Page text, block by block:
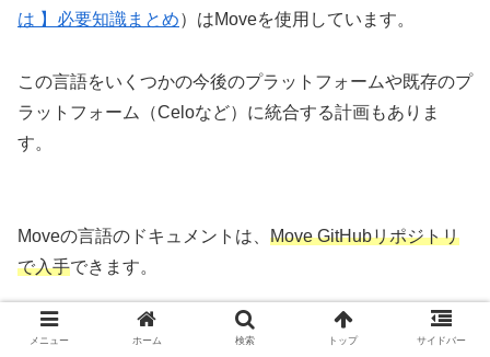
は 】必要知識まとめ）はMoveを使用しています。
この言語をいくつかの今後のプラットフォームや既存のプ
ラットフォーム（Celoなど）に統合する計画もありま
す。
Moveの言語のドキュメントは、 Move GitHubリポジトリ
で入手できます。
そして言語機能を詳細に説明するチュートリアルと本が含
メニュー ホーム 検索 トップ サイドバー